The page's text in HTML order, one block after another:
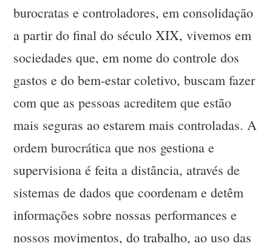
burocratas e controladores, em consolidação
a partir do final do século XIX, vivemos em
sociedades que, em nome do controle dos
gastos e do bem-estar coletivo, buscam fazer
com que as pessoas acreditem que estão
mais seguras ao estarem mais controladas. A
ordem burocrática que nos gestiona e
supervisiona é feita a distância, através de
sistemas de dados que coordenam e detêm
informações sobre nossas performances e
nossos movimentos, do trabalho, ao uso das